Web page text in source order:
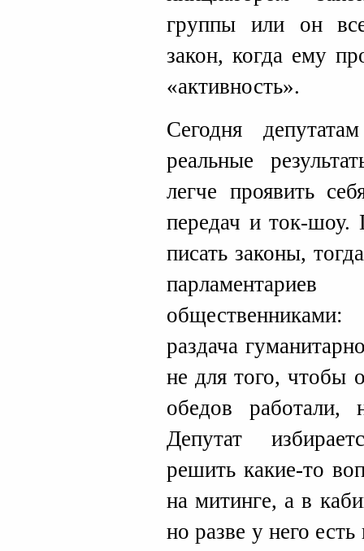
группы или он
закон, когда ему
«активность».
Сегодня
реальные
легче проявить
передач и ток-шоу.
писать законы,
раздача
не для того, чтобы
обедов работали,
Депутат
решить какие-то
на митинге, а в
но разве у него